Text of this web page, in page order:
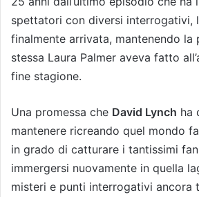
spettatori con diversi interrogativi,
finalmente arrivata, mantenendo la
stessa Laura Palmer aveva fatto
fine stagione.
Una promessa che David Lynch ha
mantenere ricreando quel mondo
in grado di catturare i tantissimi
immergersi nuovamente in quella
misteri e punti interrogativi ancora